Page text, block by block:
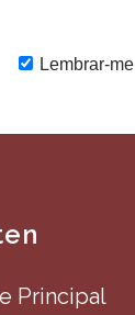
Lembrar-me
Principal